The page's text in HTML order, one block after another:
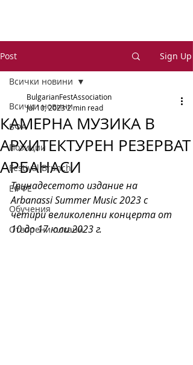
Post Sign Up
Всички новини
БФА
Позиции
Festival Brunch
ЕФФЕ
Обучения
Отворени покани
Всички новини
КАМЕРНА МУЗИКА В
АРХИТЕКТУРЕН РЕЗЕРВАТ
АРБАНАСИ
BulgarianFestAssociation
Jul 10, 2023 2 min read
Тринадесетото издание на
Arbanassi Summer Music 2023 с
четири великолепни концерта от
10 до 17 юли 2023 г.